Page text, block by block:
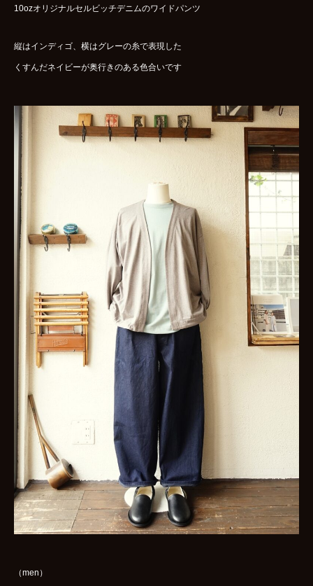
10ozオリジナルセルビッチデニムのワイドパンツ
縦はインディゴ、横はグレーの糸で表現した
くすんだネイビーが奥行きのある色合いです
（men）